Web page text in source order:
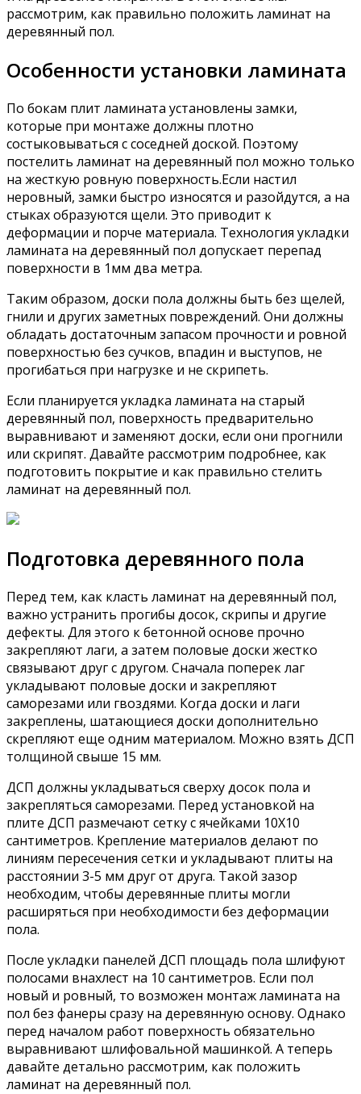
рассмотрим, как правильно положить ламинат на
деревянный пол.
Особенности установки ламината
По бокам плит ламината установлены замки,
которые при монтаже должны плотно
состыковываться с соседней доской. Поэтому
постелить ламинат на деревянный пол можно только
на жесткую ровную поверхность.Если настил
неровный, замки быстро износятся и разойдутся, а на
стыках образуются щели. Это приводит к
деформации и порче материала. Технология укладки
ламината на деревянный пол допускает перепад
поверхности в 1мм два метра.
Таким образом, доски пола должны быть без щелей,
гнили и других заметных повреждений. Они должны
обладать достаточным запасом прочности и ровной
поверхностью без сучков, впадин и выступов, не
прогибаться при нагрузке и не скрипеть.
Если планируется укладка ламината на старый
деревянный пол, поверхность предварительно
выравнивают и заменяют доски, если они прогнили
или скрипят. Давайте рассмотрим подробнее, как
подготовить покрытие и как правильно стелить
ламинат на деревянный пол.
Подготовка деревянного пола
Перед тем, как класть ламинат на деревянный пол,
важно устранить прогибы досок, скрипы и другие
дефекты. Для этого к бетонной основе прочно
закрепляют лаги, а затем половые доски жестко
связывают друг с другом. Сначала поперек лаг
укладывают половые доски и закрепляют
саморезами или гвоздями. Когда доски и лаги
закреплены, шатающиеся доски дополнительно
скрепляют еще одним материалом. Можно взять ДСП
толщиной свыше 15 мм.
ДСП должны укладываться сверху досок пола и
закрепляться саморезами. Перед установкой на
плите ДСП размечают сетку с ячейками 10Х10
сантиметров. Крепление материалов делают по
линиям пересечения сетки и укладывают плиты на
расстоянии 3-5 мм друг от друга. Такой зазор
необходим, чтобы деревянные плиты могли
расширяться при необходимости без деформации
пола.
После укладки панелей ДСП площадь пола шлифуют
полосами внахлест на 10 сантиметров. Если пол
новый и ровный, то возможен монтаж ламината на
пол без фанеры сразу на деревянную основу. Однако
перед началом работ поверхность обязательно
выравнивают шлифовальной машинкой. А теперь
давайте детально рассмотрим, как положить
ламинат на деревянный пол.